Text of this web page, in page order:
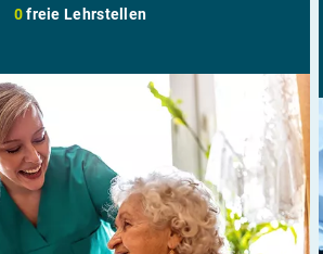
0freie Lehrstellen